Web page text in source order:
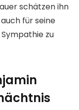
schätzen ihn
für seine
zu